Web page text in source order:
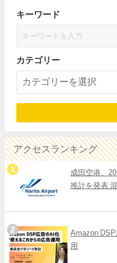
キーワード
カテゴリー
アクセスランキング
成田空港、
推計を発表
Amazon
用